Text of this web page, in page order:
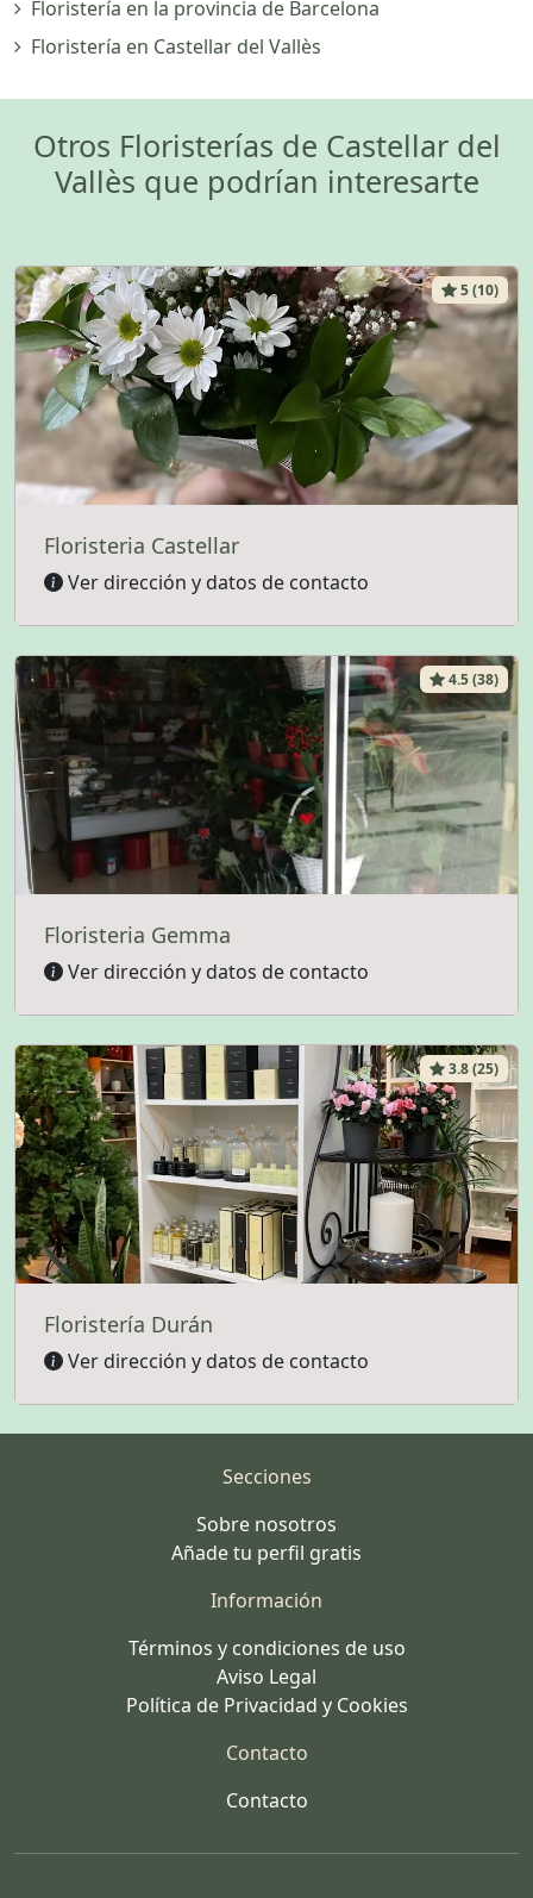
Floristería en la provincia de Barcelona
Floristería en Castellar del Vallès
Otros Floristerías de Castellar del
Vallès que podrían interesarte
5 (10)
Floristeria Castellar
Ver dirección y datos de contacto
4.5 (38)
Floristeria Gemma
Ver dirección y datos de contacto
3.8 (25)
Floristería Durán
Ver dirección y datos de contacto
Secciones
Sobre nosotros
Añade tu perfil gratis
Información
Términos y condiciones de uso
Aviso Legal
Política de Privacidad y Cookies
Contacto
Contacto